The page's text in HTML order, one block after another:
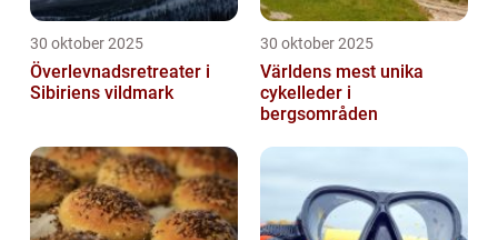
30 oktober 2025
Överlevnadsretreater i
Sibiriens vildmark
30 oktober 2025
Världens mest unika
cykelleder i
bergsområden